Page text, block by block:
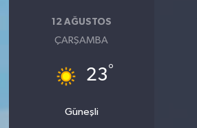
12 AĞUSTOS
ÇARŞAMBA
23°
Güneşli